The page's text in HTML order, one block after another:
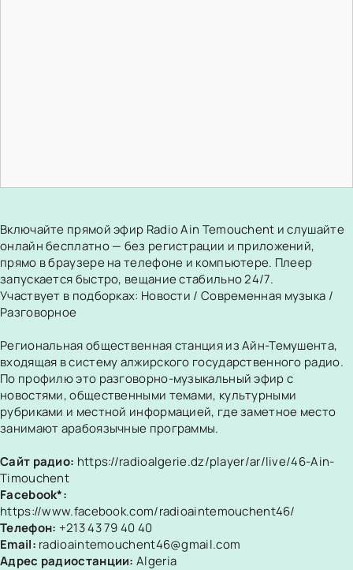
Включайте прямой эфир Radio Ain Temouchent и слушайте
онлайн бесплатно — без регистрации и приложений,
прямо в браузере на телефоне и компьютере. Плеер
запускается быстро, вещание стабильно 24/7.
Участвует в подборках: Новости / Современная музыка /
Разговорное
Региональная общественная станция из Айн-Темушента,
входящая в систему алжирского государственного радио.
По профилю это разговорно-музыкальный эфир с
новостями, общественными темами, культурными
рубриками и местной информацией, где заметное место
занимают арабоязычные программы.
Сайт радио: https://radioalgerie.dz/player/ar/live/46-Ain-
Timouchent
Facebook*:
https://www.facebook.com/radioaintemouchent46/
Телефон: +213 43 79 40 40
Email: radioaintemouchent46@gmail.com
Адрес радиостанции: Algeria